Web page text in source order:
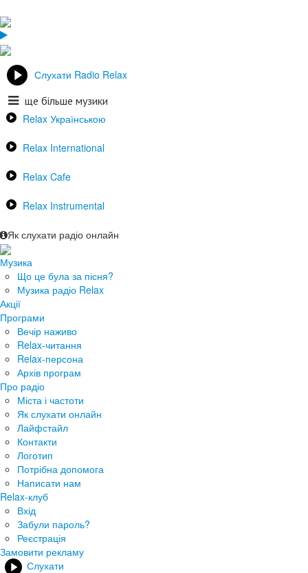
Слухати Radio Relax
ще більше музики
Relax Українською
Relax International
Relax Cafe
Relax Instrumental
Як слухати радіо онлайн
Музика
Що це була за пісня?
Музика радіо Relax
Акції
Програми
Вечір наживо
Relax-читання
Relax-персона
Архів програм
Про радіо
Міста і частоти
Як слухати онлайн
Лайфстайл
Контакти
Логотип
Потрібна допомога
Написати нам
Relax-клуб
Вхід
Забули пароль?
Реєстрація
Замовити рекламу
Слухати